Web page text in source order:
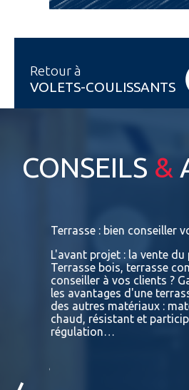
Retour à
VOLETS-COULISSANTS
CONSEILS &
la suite
Terrasse : bien conseiller
L'avant projet : la vente
Terrasse bois, terrasse
conseiller à vos clients ?
les avantages d'une
des autres matériaux :
chaud, résistant et
régulation…